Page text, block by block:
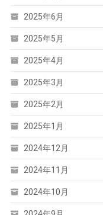
2025年6月
2025年5月
2025年4月
2025年3月
2025年2月
2025年1月
2024年12月
2024年11月
2024年10月